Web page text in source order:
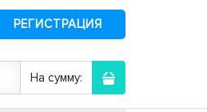
РЕГИСТРАЦИЯ
На сумму: